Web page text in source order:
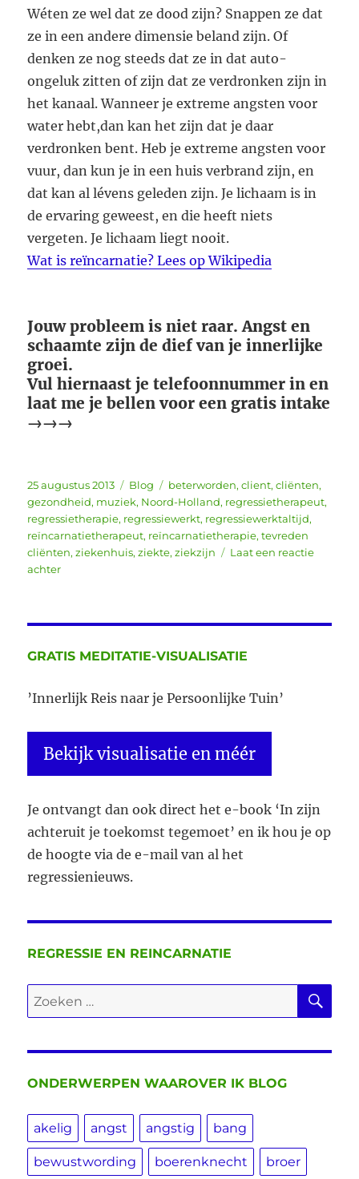
Wéten ze wel dat ze dood zijn? Snappen ze dat
ze in een andere dimensie beland zijn. Of
denken ze nog steeds dat ze in dat auto-
ongeluk zitten of zijn dat ze verdronken zijn in
het kanaal. Wanneer je extreme angsten voor
water hebt,dan kan het zijn dat je daar
verdronken bent. Heb je extreme angsten voor
vuur, dan kun je in een huis verbrand zijn, en
dat kan al lévens geleden zijn. Je lichaam is in
de ervaring geweest, en die heeft niets
vergeten. Je lichaam liegt nooit.
Wat is reïncarnatie? Lees op Wikipedia
Jouw probleem is niet raar. Angst en
schaamte zijn de dief van je innerlijke
groei.
Vul hiernaast je telefoonnummer in en
laat me je bellen voor een gratis intake
→→→
Geplaatst
op
25 augustus 2013 Categorieën
Blog Tags
beterworden,client,cliënten,
gezondheid, muziek, Noord-Holland, regressietherapeut,
regressietherapie, regressiewerkt, regressiewerktaltijd,
reïncarnatietherapeut, reïncarnatietherapie,tevreden
cliënten,ziekenhuis,ziekte,ziekzijn
Laat een reactie
achterop
GRATIS MEDITATIE-VISUALISATIE
’Innerlijk Reis naar je Persoonlijke Tuin’
Bekijk visualisatie en méér
Je ontvangt dan ook direct het e-book ‘In zijn
achteruit je toekomst tegemoet’ en ik hou je op
de hoogte via de e-mail van al het
regressienieuws.
REGRESSIE EN REINCARNATIE
Zoeken
naar:
ONDERWERPEN WAAROVER IK BLOG
akelig angst angstig bang
bewustwording boerenknecht broer